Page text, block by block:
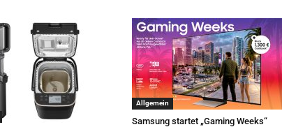
Allgemein
Samsung startet „Gaming Weeks“